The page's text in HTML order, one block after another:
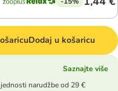
Dodaj u košaricu
Saznajte više
narudžbe od 29 €